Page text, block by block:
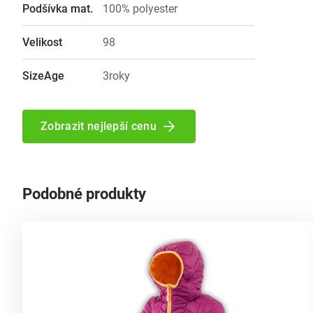
Podšívka mat. 100% polyester
Velikost 98
SizeAge 3roky
Zobrazit nejlepší cenu
Podobné produkty